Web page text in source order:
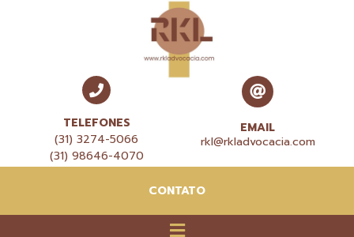
TELEFONES
(31) 3274-5066
(31) 98646-4070
EMAIL
rkl@rkladvocacia.com
CONTATO